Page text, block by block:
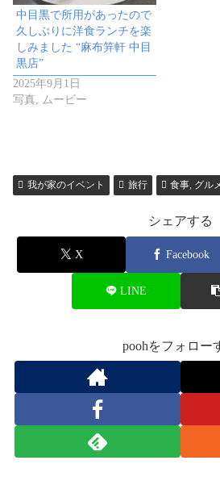
中目黒で所用があったので
久しぶりに洋食ランチを楽
しみました “麻布笄軒 中目
黒店”
2025年9月1日
写真, ムービー
我が家のイベント 旅行 食事, グル
シェアする
X Facebook
LINE
poohをフォロー